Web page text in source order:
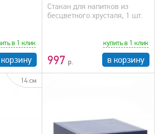
в 1 клик
Стакан для напитков из
бесцветного хрусталя, 1 шт.
997
купить в 1 клик
в корзину
14 см